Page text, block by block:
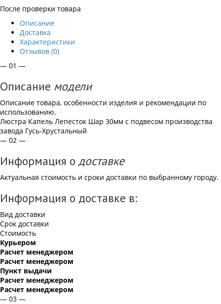
После проверки товара
Описание
Доставка
Характеристики
Отзывов (0)
— 01 —
Описание модели
Описание товара, особенности изделия и рекомендации по
использованию.
Люстра Капель Лепесток Шар 30мм с подвесом производства
завода Гусь-Хрустальный
— 02 —
Информация о доставке
Актуальная стоимость и сроки доставки по выбранному городу.
Информация о доставке в:
Вид доставки
Срок доставки
Стоимость
Курьером
Расчет менеджером
Расчет менеджером
Пункт выдачи
Расчет менеджером
Расчет менеджером
— 03 —